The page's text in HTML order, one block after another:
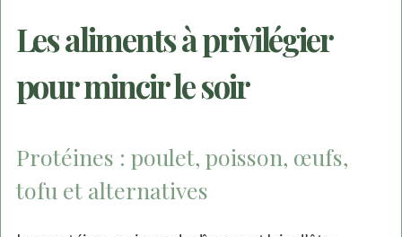
Les aliments à privilégier
pour mincir le soir
Protéines : poulet, poisson, œufs,
tofu et alternatives